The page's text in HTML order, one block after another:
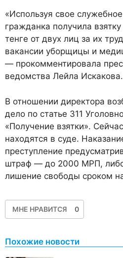
«Используя свое
гражданка получила
тенге от двух лиц за их
вакансии уборщицы и
— прокомментировала
ведомства Лейла Искакова.
В отношении директора
дело по статье 311
«Получение взятки».
находятся в суде.
преступление
штраф — до 2000 МРП,
лишение свободы сроком
МНЕ НРАВИТСЯ 0
Похожие новости